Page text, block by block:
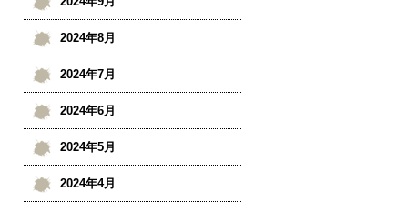
2024年8月
2024年7月
2024年6月
2024年5月
2024年4月